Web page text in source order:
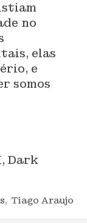
no
elas
e
somos
Dark
Tiago Araujo